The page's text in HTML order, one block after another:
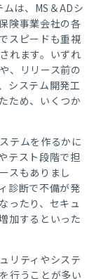
は、MS＆ADシ
険事業会社の各
スピードも重視
れます。いずれ
、リリース前の
システム開発工
ため、いくつか
テムを作るかに
テスト段階で担
スもありまし
診断で不備が発
ったり、セキュ
加するといった
リティやシステ
行うことが多い